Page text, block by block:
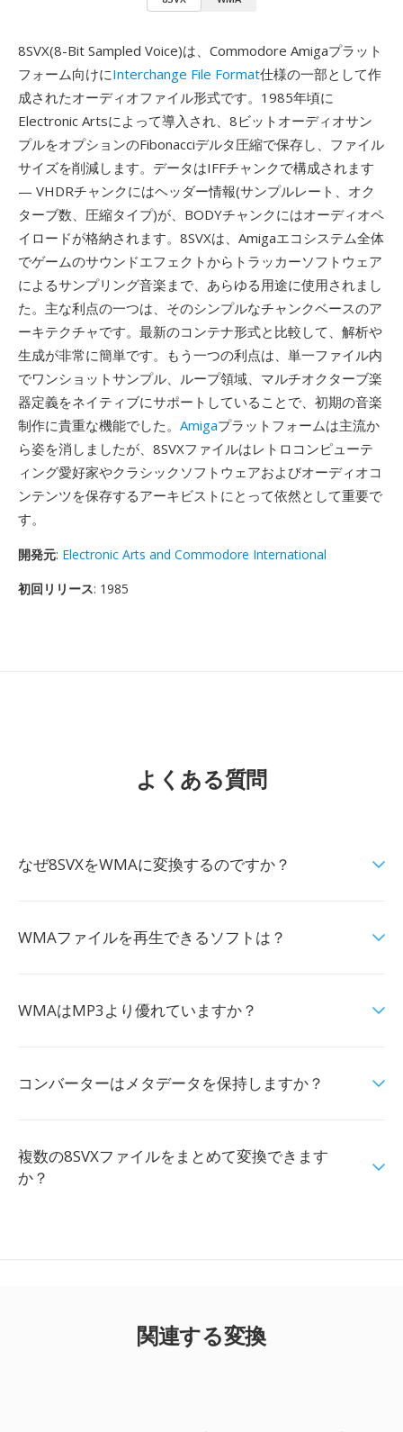
8SVX(8-Bit Sampled Voice)は、Commodore Amigaプラット
フォーム向けにInterchange File Format仕様の一部として作
成されたオーディオファイル形式です。1985年頃に
Electronic Artsによって導入され、8ビットオーディオサン
プルをオプションのFibonacciデルタ圧縮で保存し、ファイル
サイズを削減します。データはIFFチャンクで構成されます
— VHDRチャンクにはヘッダー情報(サンプルレート、オク
ターブ数、圧縮タイプ)が、BODYチャンクにはオーディオペ
イロードが格納されます。8SVXは、Amigaエコシステム全体
でゲームのサウンドエフェクトからトラッカーソフトウェア
によるサンプリング音楽まで、あらゆる用途に使用されまし
た。主な利点の一つは、そのシンプルなチャンクベースのア
ーキテクチャです。最新のコンテナ形式と比較して、解析や
生成が非常に簡単です。もう一つの利点は、単一ファイル内
でワンショットサンプル、ループ領域、マルチオクターブ楽
器定義をネイティブにサポートしていることで、初期の音楽
制作に貴重な機能でした。 Amigaプラットフォームは主流か
ら姿を消しましたが、8SVXファイルはレトロコンピューテ
ィング愛好家やクラシックソフトウェアおよびオーディオコ
ンテンツを保存するアーキビストにとって依然として重要で
す。
開発元: Electronic Arts and Commodore International
初回リリース: 1985
よくある質問
なぜ8SVXをWMAに変換するのですか？
WMAファイルを再生できるソフトは？
WMAはMP3より優れていますか？
コンバーターはメタデータを保持しますか？
複数の8SVXファイルをまとめて変換できます
か？
関連する変換